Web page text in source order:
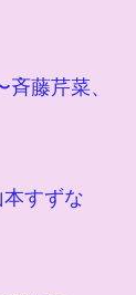
藤芹菜、
すずな